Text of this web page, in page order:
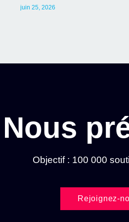
juin 25, 2026
Nous
Objectif : 100 000
Rejoignez-